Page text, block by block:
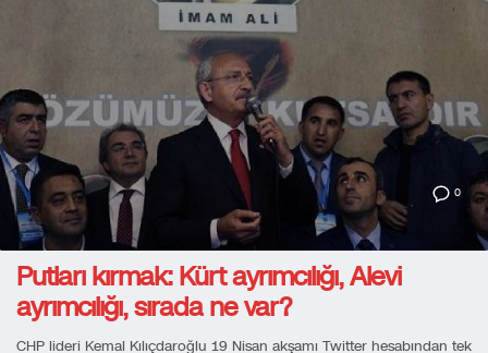
0
Putları kırmak: Kürt ayrımcılığı, Alevi
ayrımcılığı, sırada ne var?
CHP lideri Kemal Kılıçdaroğlu 19 Nisan akşamı Twitter hesabından tek